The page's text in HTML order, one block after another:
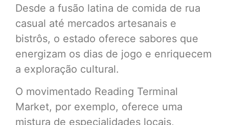
Desde a fusão latina de comida de rua
casual até mercados artesanais e
bistrôs, o estado oferece sabores que
energizam os dias de jogo e enriquecem
a exploração cultural.
O movimentado Reading Terminal
Market, por exemplo, oferece uma
mistura de especialidades locais,